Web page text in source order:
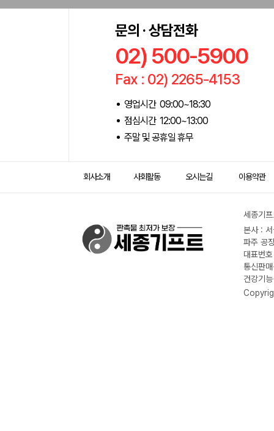
문의 · 상담전화
02) 500-5900
Fax : 02) 2265-4153
영업시간 09:00~18:30
점심시간 12:00~13:00
주말 및 공휴일 휴무
회사소개 사회활동 오시는길 이용약관
세종기
본사 :
파주 공
대표번
통신판
건강기